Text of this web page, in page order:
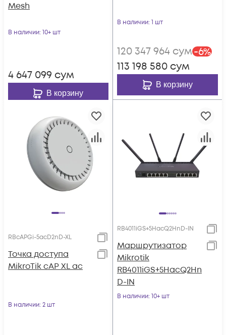
Mesh
В наличии: 10+ шт
4 647 099 сум
В корзину
В наличии: 1 шт
120 347 964 сум-6%
113 198 580 сум
В корзину
RBcAPGi-5acD2nD-XL
Точка доступа
MikroTik cAP XL ac
В наличии: 2 шт
RB4011iGS+5HacQ2HnD-IN
Маршрутизатор
Mikrotik
RB4011iGS+5HacQ2Hn
D-IN
В наличии: 10+ шт